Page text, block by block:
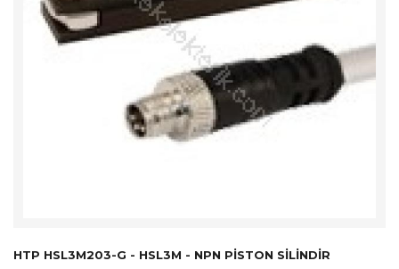
HTP HSL3M203-G - HSL3M - NPN PISTON SILINDIR